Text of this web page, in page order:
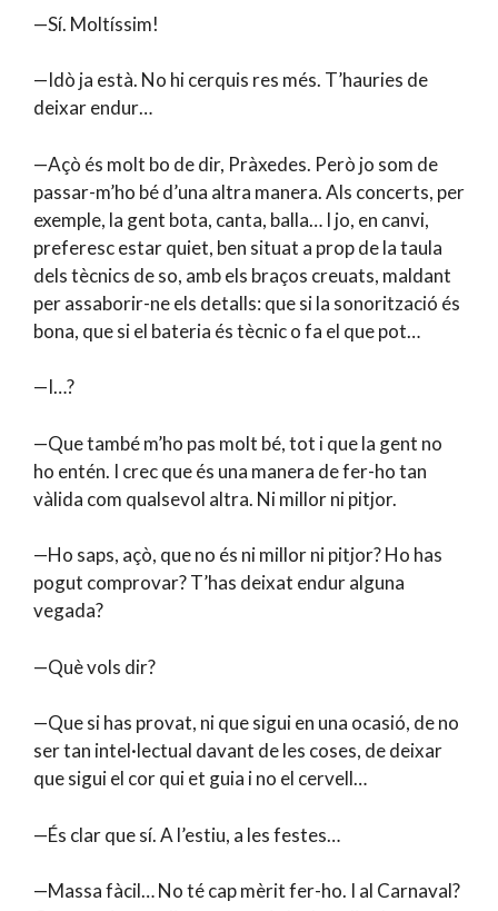
—Sí. Moltíssim!
—Idò ja està. No hi cerquis res més. T’hauries de
deixar endur…
—Açò és molt bo de dir, Pràxedes. Però jo som de
passar-m’ho bé d’una altra manera. Als concerts, per
exemple, la gent bota, canta, balla… I jo, en canvi,
preferesc estar quiet, ben situat a prop de la taula
dels tècnics de so, amb els braços creuats, maldant
per assaborir-ne els detalls: que si la sonorització és
bona, que si el bateria és tècnic o fa el que pot…
—I…?
—Que també m’ho pas molt bé, tot i que la gent no
ho entén. I crec que és una manera de fer-ho tan
vàlida com qualsevol altra. Ni millor ni pitjor.
—Ho saps, açò, que no és ni millor ni pitjor? Ho has
pogut comprovar? T’has deixat endur alguna
vegada?
—Què vols dir?
—Que si has provat, ni que sigui en una ocasió, de no
ser tan intel·lectual davant de les coses, de deixar
que sigui el cor qui et guia i no el cervell…
—És clar que sí. A l’estiu, a les festes…
—Massa fàcil… No té cap mèrit fer-ho. I al Carnaval?